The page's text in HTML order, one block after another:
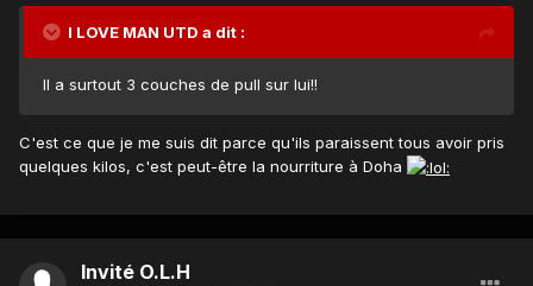
I LOVE MAN UTD a dit :
Il a surtout 3 couches de pull sur lui!!
C'est ce que je me suis dit parce qu'ils paraissent tous avoir pris
quelques kilos, c'est peut-être la nourriture à Doha
Invité O.L.H